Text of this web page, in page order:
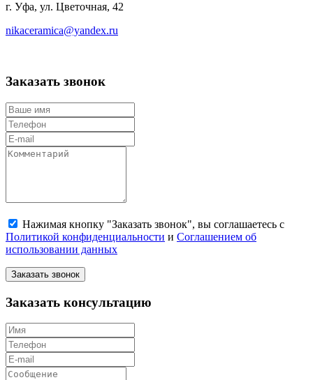
г. Уфа, ул. Цветочная, 42
nikaceramica@yandex.ru
Заказать звонок
Нажимая кнопку "Заказать звонок", вы соглашаетесь с
Политикой конфиденциальности и Соглашением об
использовании данных
Заказать звонок
Заказать консультацию